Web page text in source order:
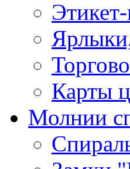
Карты
Молнии